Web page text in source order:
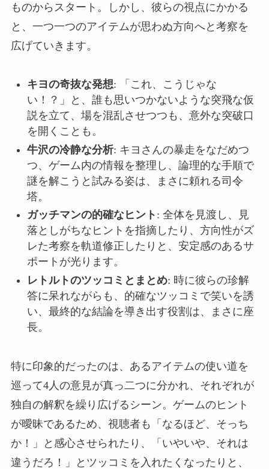
ものからスタート。しかし、彼らの視点にかかる
と、一つ一つのアイテムが思わぬ方向へと考察を
広げていきます。
キヨの奇抜な発想: 「これ、こうじゃな
い！？」と、誰も思いつかないような突飛な仮
説を立て、場を混乱させつつも、意外な突破口
を開くことも。
牛沢の冷静な分析: キヨさんの暴走をなだめつ
つ、ゲーム内の情報を整理し、論理的な手順で
謎を解こうと試みる姿は、まさに頼れる司令
塔。
ガッチマンの的確なヒント : 全体を見渡し、見
落としがちなヒントを指摘したり、方向性がズ
レた考察を軌道修正したりと、安定感のあるサ
ポートが光ります。
レトルトのツッコミとまとめ: 時に彼らの珍解
答に呆れながらも、的確なツッコミで笑いを誘
い、最終的な結論を導き出す役割は、まさに座
長。
特に印象的だったのは、あるアイテムの使い道を
巡って4人の意見が真っ二つに分かれ、それぞれが
独自の解釈を繰り広げるシーン。ゲームのヒント
が曖昧であるため、視聴者も「なるほど、そっち
か！」と感心させられたり、「いやいや、それは
違うだろ！」とツッコミを入れたくなったりと、